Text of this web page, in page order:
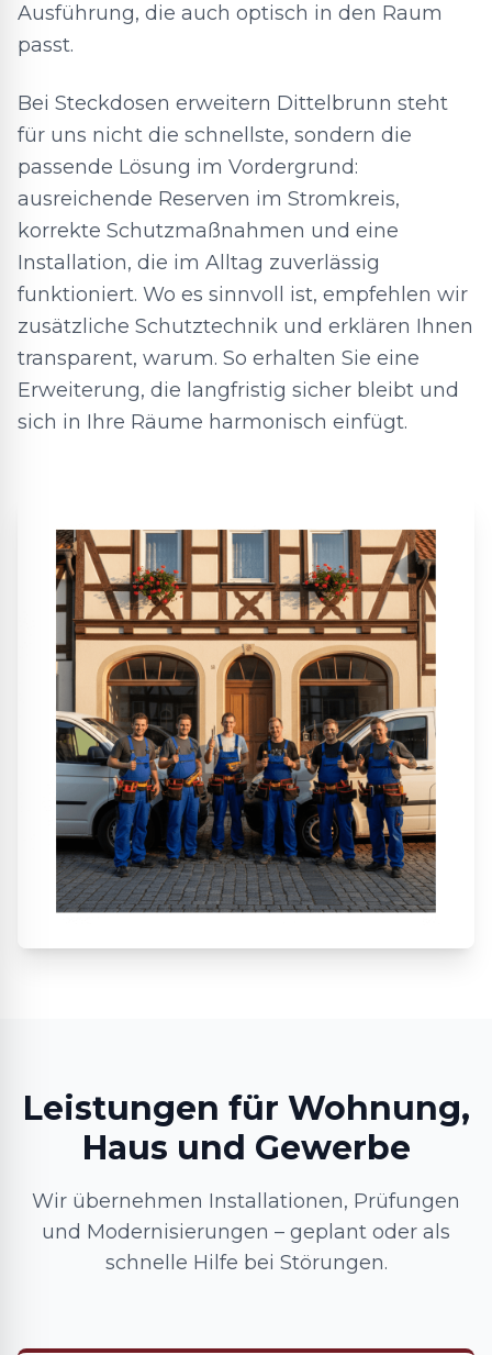
Ausführung, die auch optisch in den Raum
passt.
Bei Steckdosen erweitern Dittelbrunn steht
für uns nicht die schnellste, sondern die
passende Lösung im Vordergrund:
ausreichende Reserven im Stromkreis,
korrekte Schutzmaßnahmen und eine
Installation, die im Alltag zuverlässig
funktioniert. Wo es sinnvoll ist, empfehlen wir
zusätzliche Schutztechnik und erklären Ihnen
transparent, warum. So erhalten Sie eine
Erweiterung, die langfristig sicher bleibt und
sich in Ihre Räume harmonisch einfügt.
Leistungen für Wohnung,
Haus und Gewerbe
Wir übernehmen Installationen, Prüfungen
und Modernisierungen – geplant oder als
schnelle Hilfe bei Störungen.